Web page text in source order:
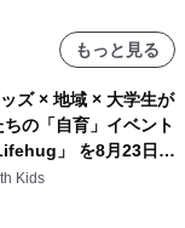
もっと見る
ズ × 地域 × 大学生が
の「自育」イベント
」 を8月23日
Kids